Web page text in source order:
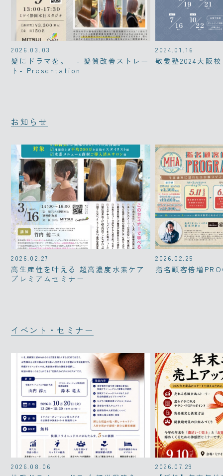
2026.03.03
髪にドラマを。 - 髪質改善ストレー
ト- Presentation
2024.01.16
敬愛塾2024大阪校
お知らせ
2026.02.27
高生産性を叶える 超高濃度水素ケア
プレミアムセミナー
2026.02.25
指名顧客倍増
イベント・セミナー
2026.08.06 2026.07.29